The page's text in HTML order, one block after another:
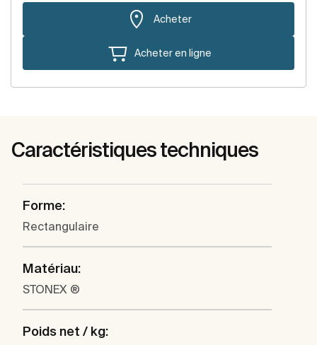
Acheter
Acheter en ligne
Caractéristiques techniques
Forme:
Rectangulaire
Matériau:
STONEX ®
Poids net / kg: